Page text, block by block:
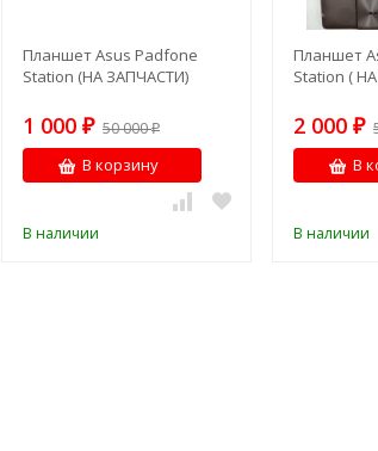
Планшет Asus Padfone
Station (НА ЗАПЧАСТИ)
1 000 ₽ 50 000₽
В корзину
В наличии
Планшет
Station (
2 000 ₽
В
В наличии